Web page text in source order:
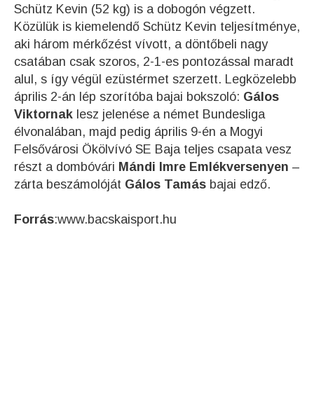
Schütz Kevin (52 kg) is a dobogón végzett.
Közülük is kiemelendő Schütz Kevin teljesítménye,
aki három mérkőzést vívott, a döntőbeli nagy
csatában csak szoros, 2-1-es pontozással maradt
alul, s így végül ezüstérmet szerzett. Legközelebb
április 2-án lép szorítóba bajai bokszoló: Gálos
Viktornak lesz jelenése a német Bundesliga
élvonalában, majd pedig április 9-én a Mogyi
Felsővárosi Ökölvívó SE Baja teljes csapata vesz
részt a dombóvári Mándi Imre Emlékversenyen –
zárta beszámolóját Gálos Tamás bajai edző.
Forrás:www.bacskaisport.hu